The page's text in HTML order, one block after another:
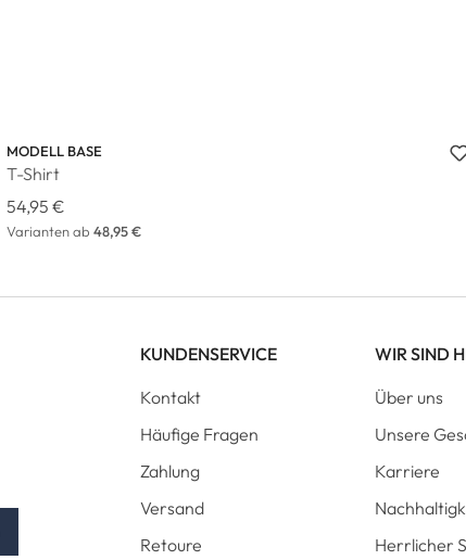
MODELL BASE
T-Shirt
54,95 €
Varianten ab 48,95 €
KUNDENSERVICE
Kontakt
Häufige Fragen
Zahlung
Versand
Retoure
WIR SIND
Über uns
Unsere
Karriere
Herrlicher